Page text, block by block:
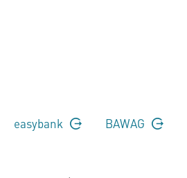
easybank BAWAG